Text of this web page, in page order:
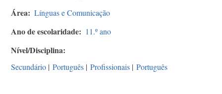
Área Línguas e Comunicação
Ano de escolaridade 11.º ano
Nível/Disciplina
Secundário | Português | Profissionais | Português